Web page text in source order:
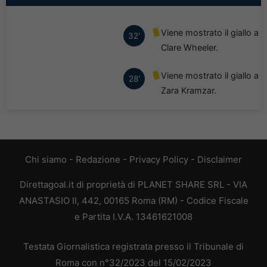
32'
Viene mostrato il giallo a
Clare Wheeler.
28'
Viene mostrato il giallo a
Zara Kramzar.
Chi siamo - Redazione - Privacy Policy - Disclaimer
Direttagoal.it di proprietà di PLANET SHARE SRL - VIA
ANASTASIO II, 442, 00165 Roma (RM) - Codice Fiscale
e Partita I.V.A. 13461621008
Testata Giornalistica registrata presso il Tribunale di
Roma con n°32/2023 del 15/02/2023